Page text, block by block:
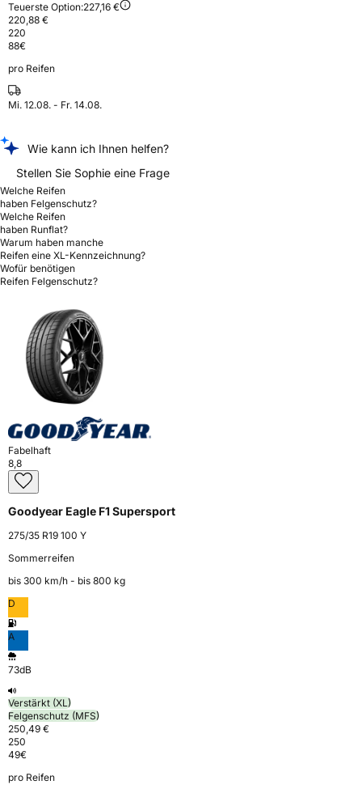
Teuerste Option:227,16 €
220,88 €
220
88€
pro Reifen
Mi. 12.08. - Fr. 14.08.
Wie kann ich Ihnen helfen?
Stellen Sie Sophie eine Frage
Welche Reifen
haben Felgenschutz?
Welche Reifen
haben Runflat?
Warum haben manche
Reifen eine XL-Kennzeichnung?
Wofür benötigen
Reifen Felgenschutz?
Fabelhaft
8,8
Goodyear Eagle F1 Supersport
275/35 R19 100 Y
Sommerreifen
bis 300 km⁠/⁠h - bis 800 kg
D
A
73dB
Verstärkt (XL)
Felgenschutz (MFS)
250,49 €
250
49€
pro Reifen